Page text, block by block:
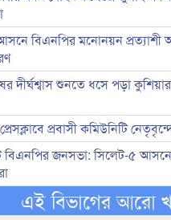
বিএনপির মনোনয়ন প্রত্যাশী
দীর্ঘশ্বাস শুনতে ধসে পড়া
প্রবাসী কমিউনিটি
বিএনপির জনসভা: সিলেট-৫ আসনে
এই বিভাগের আরো